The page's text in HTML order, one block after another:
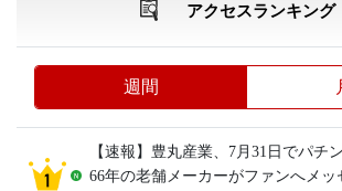
アクセスランキング
週間
【速報】豊丸産業、7月31日でパチ
66年の老舗メーカーがファンへメ